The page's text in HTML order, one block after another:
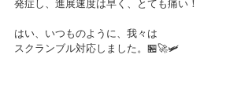
発症し、進展速度は早く、とても痛い！
はい、いつものように、我々は
スクランブル対応しました。🏪🚀🛩️